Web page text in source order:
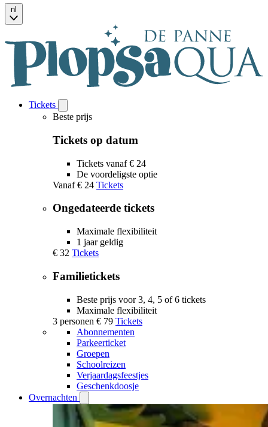
nl
Tickets
Tickets
submenu
Beste prijs
Tickets op datum
Tickets vanaf € 24
De voordeligste optie
Vanaf € 24 Tickets
Ongedateerde tickets
Maximale flexibiliteit
1 jaar geldig
€ 32 Tickets
Familietickets
Beste prijs voor 3, 4, 5 of 6 tickets
Maximale flexibiliteit
3 personen € 79 Tickets
Abonnementen
Parkeerticket
Groepen
Schoolreizen
Verjaardagsfeestjes
Geschenkdoosje
Overnachten
Overnachten
submenu